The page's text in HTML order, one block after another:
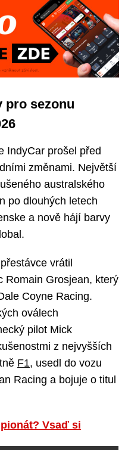
pro sezonu
IndyCar prošel před
změnami. Největší
australského
po dlouhých letech
a nově hájí barvy
vrátil
Romain Grosjean, který
Coyne Racing.
oválech
pilot Mick
z nejvyšších
F1, usedl do vozu
Racing a bojuje o titul
Vsaď si